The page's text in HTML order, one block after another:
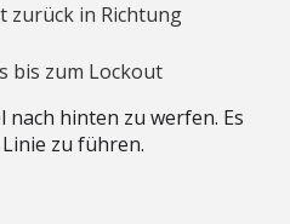
zurück in Richtung
bis zum Lockout
hinten zu werfen. Es
zu führen.